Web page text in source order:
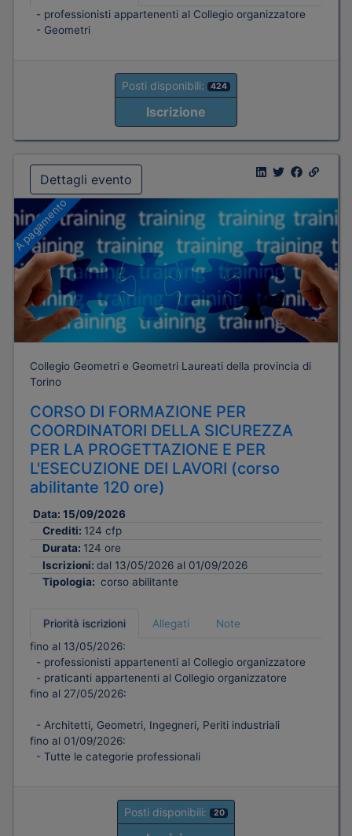
- professionisti appartenenti al Collegio organizzatore
- Geometri
Posti disponibili: 424
Iscrizione
Dettagli evento
A pagamento
Collegio Geometri e Geometri Laureati della provincia di
Torino
CORSO DI FORMAZIONE PER
COORDINATORI DELLA SICUREZZA
PER LA PROGETTAZIONE E PER
L'ESECUZIONE DEI LAVORI (corso
abilitante 120 ore)
Data: 15/09/2026
Crediti: 124 cfp
Durata: 124 ore
Iscrizioni: dal 13/05/2026 al 01/09/2026
Tipologia: corso abilitante
Priorità iscrizioni Allegati
Note
fino al 13/05/2026:
- professionisti appartenenti al Collegio organizzatore
- praticanti appartenenti al Collegio organizzatore
fino al 27/05/2026:
- Architetti, Geometri, Ingegneri, Periti industriali
fino al 01/09/2026:
- Tutte le categorie professionali
Posti disponibili: 20